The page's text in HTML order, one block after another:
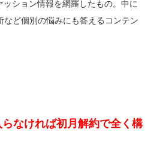
ション情報を網羅したもの。中に
など個別の悩みにも答えるコンテン
なければ初月解約で全く構